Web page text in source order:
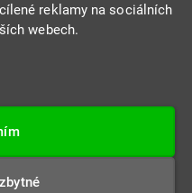
reklamy na sociálních
webech.